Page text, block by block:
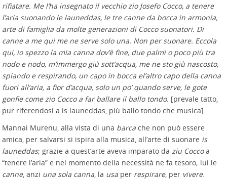
rifiatare. Me l’ha insegnato il vecchio zio Josefo Cocco, a tenere
l’aria suonando le launeddas, le tre canne da bocca in armonia,
arte di famiglia da molte generazioni di Cocco suonatori. Di
canne a me qui me ne serve solo una. Non per suonare. Eccola
qui, io spezzo la mia canna dov’è fine, due palmi o poco più tra
nodo e nodo, m’immergo giù sott’acqua, me ne sto giù nascosto,
spiando e respirando, un capo in bocca el’altro capo della canna
fuori all’aria, a fior d’acqua, solo un po’ quando serve, le gote
gonfie come zio Cocco a far ballare il ballo tondo. [prevale tatto,
pur riferendosi a is launeddas, più ballo tondo che musica]
Mannai Murenu, alla vista di una barca che non può essere
amica, per salvarsi si ispira alla musica, all’arte di suonare is
launeddas; grazie a quest’arte aveva imparato da ziu Coccoa
“tenere l’aria” e nel momento della necessità ne fa tesoro; lui le
canne, anzi una sola canna, la usa per respirare, per vivere.